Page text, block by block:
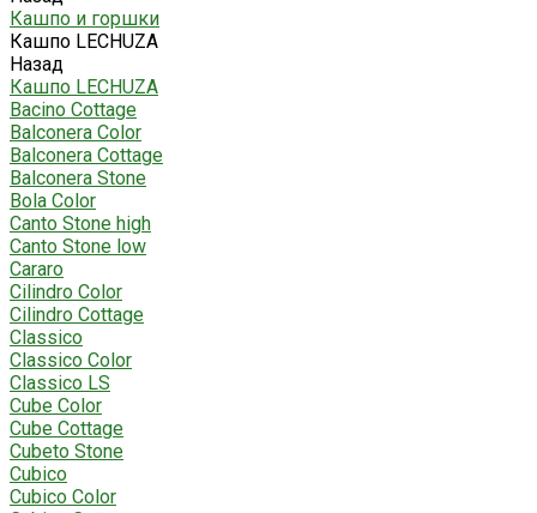
Кашпо и горшки
Кашпо LECHUZA
Назад
Кашпо LECHUZA
Bacino Cottage
Balconera Color
Balconera Cottage
Balconera Stone
Bola Color
Canto Stone high
Canto Stone low
Cararo
Cilindro Color
Cilindro Cottage
Classico
Classico Color
Classico LS
Cube Color
Cube Cottage
Cubeto Stone
Cubico
Cubico Color